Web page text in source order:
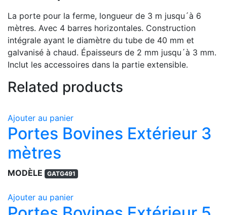
La porte pour la ferme, longueur de 3 m jusqu´à 6
mètres. Avec 4 barres horizontales. Construction
intégrale ayant le diamètre du tube de 40 mm et
galvanisé à chaud. Épaisseurs de 2 mm jusqu´à 3 mm.
Inclut les accessoires dans la partie extensible.
Related products
Ajouter au panier
Portes Bovines Extérieur 3
mètres
MODÈLE GATG491
Ajouter au panier